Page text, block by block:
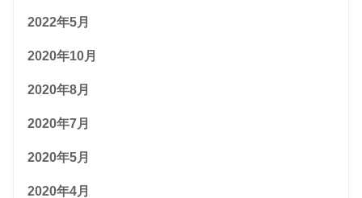
2022年5月
2020年10月
2020年8月
2020年7月
2020年5月
2020年4月